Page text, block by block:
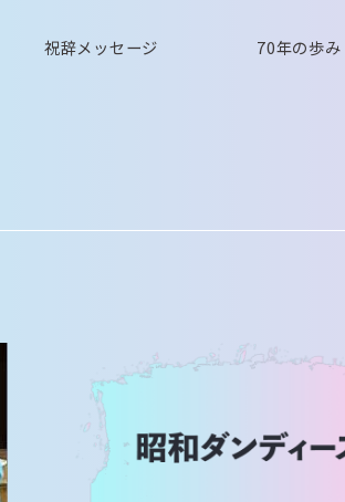
祝辞メッセージ 70年の歩み